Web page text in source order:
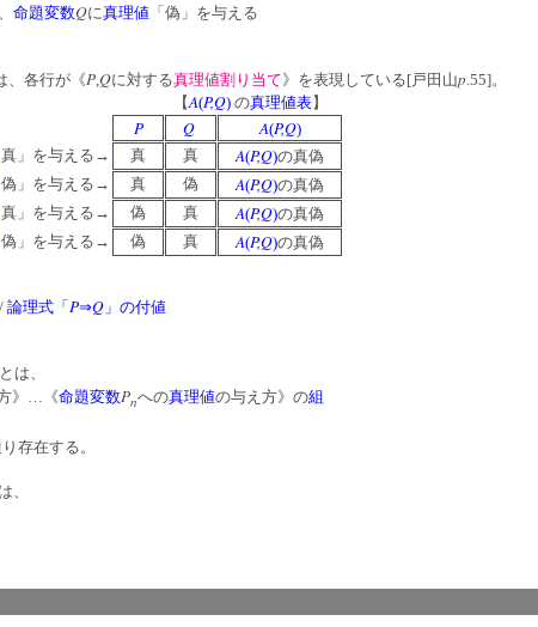
命題変数Qに真理値 「偽」を与える
、各行が《PQに対する真理値割り当て》 を表現している[戸田山p .55]。
【A(P,Q) の真理値表】
P Q A(P,Q)
真」を与える→ 真 真 A(P,Q)の真偽
偽」を与える→ 真 偽 A(P,Q)の真偽
真」を与える→ 偽 真 A(P,Q)の真偽
偽」を与える→ 偽 真 A(P,Q)の真偽
/ 論理式「P⇒Q 」の付値
とは、
》…《命題変数Pnへの真理値の与え方》の組
存在する。
、